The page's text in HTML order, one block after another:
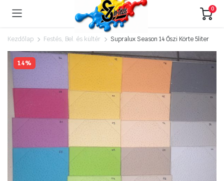
0
Kezdőlap Festés, Bel. és kültér Supralux Season 14 Őszi Körte 5liter
14%